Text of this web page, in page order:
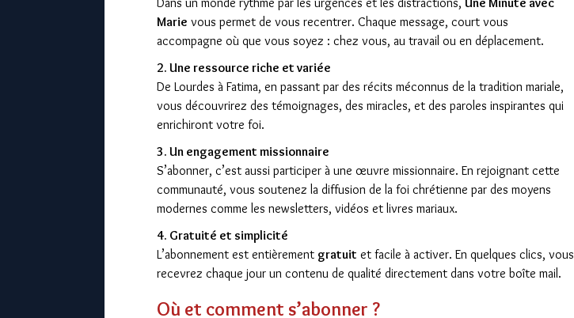
Marie vous permet de vous recentrer. Chaque message, court vous
accompagne où que vous soyez : chez vous, au travail ou en déplacement.
2. Une ressource riche et variée
De Lourdes à Fatima, en passant par des récits méconnus de la tradition mariale,
vous découvrirez des témoignages, des miracles, et des paroles inspirantes qui
enrichiront votre foi.
3. Un engagement missionnaire
S’abonner, c’est aussi participer à une œuvre missionnaire. En rejoignant cette
communauté, vous soutenez la diffusion de la foi chrétienne par des moyens
modernes comme les newsletters, vidéos et livres mariaux.
4. Gratuité et simplicité
L’abonnement est entièrement gratuit et facile à activer. En quelques clics, vous
recevrez chaque jour un contenu de qualité directement dans votre boîte mail.
Où et comment s’abonner ?